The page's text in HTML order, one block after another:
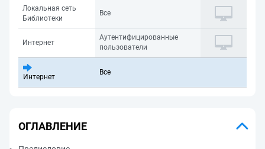
Локальная сеть
Библиотеки
Все
Интернет
Аутентифицированные
пользователи
Интернет
Все
ОГЛАВЛЕНИЕ